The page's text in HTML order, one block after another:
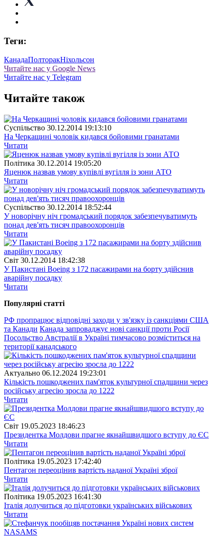
Теги:
КанадаПолторакНіхольсон
Читайте нас у Google News
Читайте нас у Telegram
Читайте також
Суспiльство 30.12.2014 19:13:10
На Черкащині чоловік кидався бойовими гранатами
Читати
Полiтика 30.12.2014 19:05:20
Яценюк назвав умову купівлі вугілля із зони АТО
Читати
Суспiльство 30.12.2014 18:52:44
У новорічну ніч громадський порядок забезпечуватимуть
понад дев'ять тисяч правоохоронців
Читати
Свiт 30.12.2014 18:42:38
У Пакистані Boeing з 172 пасажирами на борту здійснив
аварійну посадку
Читати
Популярнi статтi
РФ пропрацює відповідні заходи у зв'язку із санкціями США
та Канади Канада запроваджує нові санкції проти Росії
Посольство Австралії в Україні тимчасово розміститься на
території канадського
Актуально 06.12.2024 19:23:01
Кількість пошкоджених пам'яток культурної спадщини через
російську агресію зросла до 1222
Читати
Свiт 19.05.2023 18:46:23
Президентка Молдови прагне якнайшвидшого вступу до ЄС
Читати
Полiтика 19.05.2023 17:42:40
Пентагон переоцінив вартість наданої Україні зброї
Читати
Полiтика 19.05.2023 16:41:30
Італія долучиться до підготовки українських військових
Читати